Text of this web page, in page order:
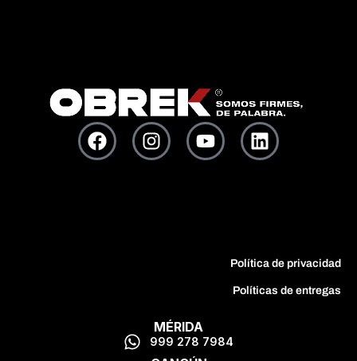
Política de privacidad
Políticas de entregas
MÉRIDA
999 278 7984